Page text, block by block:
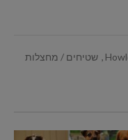
, שטיחים / מחצלות